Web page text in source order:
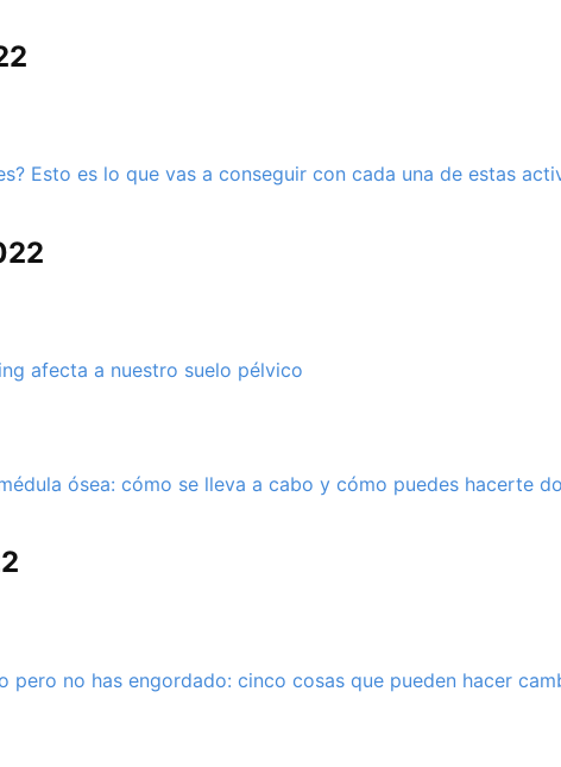
Esto es lo que vas a conseguir con cada una de estas
afecta a nuestro suelo pélvico
ósea: cómo se lleva a cabo y cómo puedes hacerte
pero no has engordado: cinco cosas que pueden hacer